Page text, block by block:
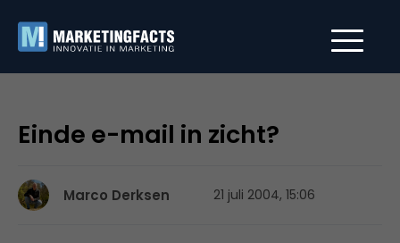
Einde e-mail in zicht?
Marco Derksen 21 juli 2004, 15:06